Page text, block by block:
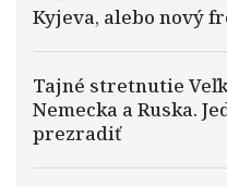
Kyjeva, alebo nový
Tajné stretnutie
Nemecka a Ruska.
prezradiť